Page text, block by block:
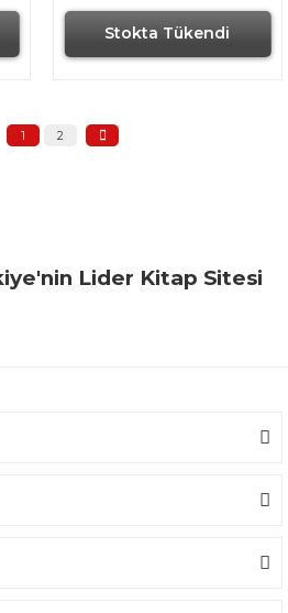
Stokta Tükendi
1 2
Lider Kitap Sitesi